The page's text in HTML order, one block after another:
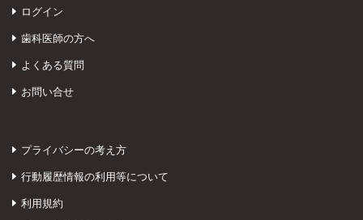
ログイン
歯科医師の方へ
よくある質問
お問い合せ
プライバシーの考え方
行動履歴情報の利用等について
利用規約